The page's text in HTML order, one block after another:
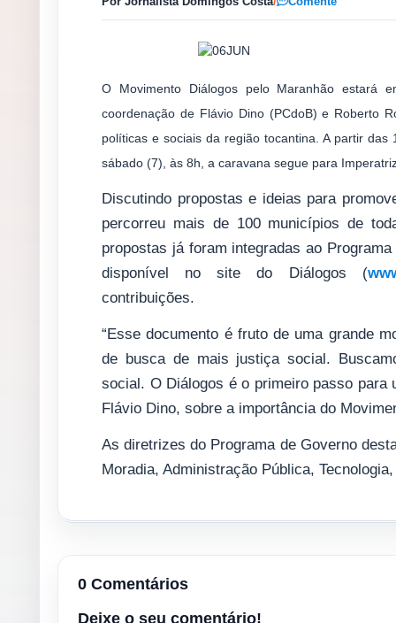
O Movimento Diálogos pelo Maranhão estará
coordenação de Flávio Dino (PCdoB) e Roberto
políticas e sociais da região tocantina. A partir
sábado (7), às 8h, a caravana segue para
Discutindo propostas e ideias para
percorreu mais de 100 municípios de
propostas já foram integradas ao
disponível no site do Diálogos (
contribuições.
“Esse documento é fruto de uma grande
de busca de mais justiça social.
social. O Diálogos é o primeiro passo para
Flávio Dino, sobre a importância do
As diretrizes do Programa de Governo
Moradia, Administração Pública,
0 Comentários
Deixe o seu comentário!